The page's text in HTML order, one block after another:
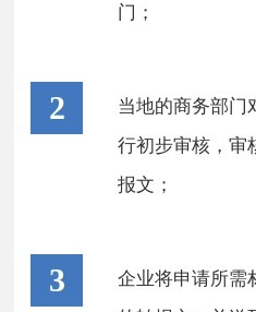
门；
2
当地的商务部门
行初步审核，审
报文；
3
企业将申请所需